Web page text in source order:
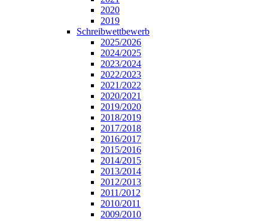
2020
2019
Schreibwettbewerb
2025/2026
2024/2025
2023/2024
2022/2023
2021/2022
2020/2021
2019/2020
2018/2019
2017/2018
2016/2017
2015/2016
2014/2015
2013/2014
2012/2013
2011/2012
2010/2011
2009/2010